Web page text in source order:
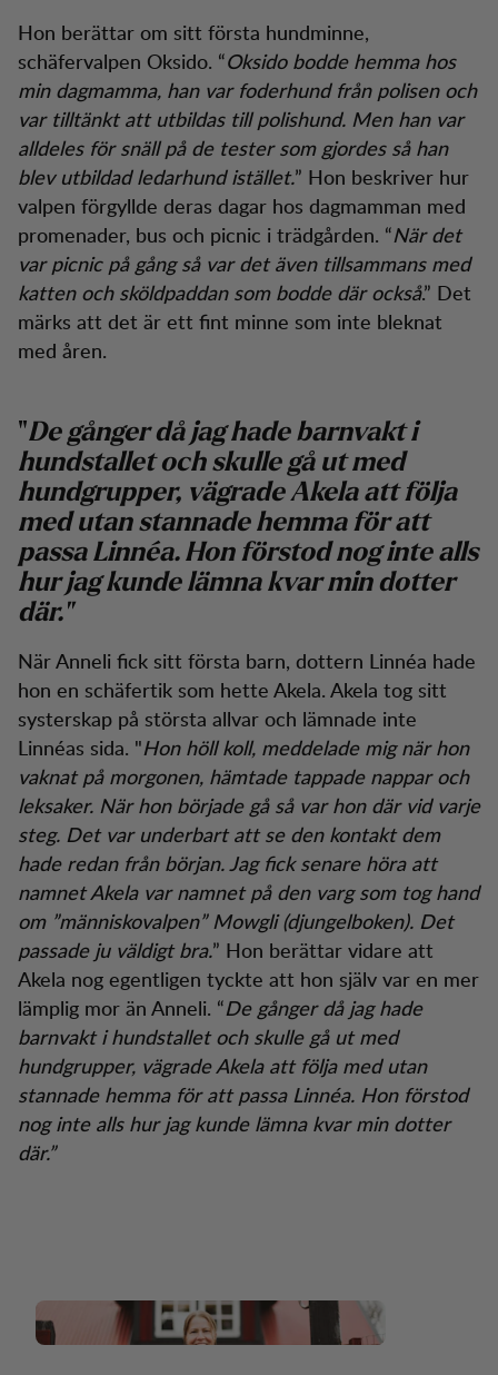
Hon berättar om sitt första hundminne,
schäfervalpen Oksido. “Oksido bodde hemma hos
min dagmamma, han var foderhund från polisen och
var tilltänkt att utbildas till polishund. Men han var
alldeles för snäll på de tester som gjordes så han
blev utbildad ledarhund istället.” Hon beskriver hur
valpen förgyllde deras dagar hos dagmamman med
promenader, bus och picnic i trädgården. “När det
var picnic på gång så var det även tillsammans med
katten och sköldpaddan som bodde där också.” Det
märks att det är ett fint minne som inte bleknat
med åren.
"De gånger då jag hade barnvakt i
hundstallet och skulle gå ut med
hundgrupper, vägrade Akela att följa
med utan stannade hemma för att
passa Linnéa. Hon förstod nog inte alls
hur jag kunde lämna kvar min dotter
där."
När Anneli fick sitt första barn, dottern Linnéa hade
hon en schäfertik som hette Akela. Akela tog sitt
systerskap på största allvar och lämnade inte
Linnéas sida. "Hon höll koll, meddelade mig när hon
vaknat på morgonen, hämtade tappade nappar och
leksaker. När hon började gå så var hon där vid varje
steg. Det var underbart att se den kontakt dem
hade redan från början. Jag fick senare höra att
namnet Akela var namnet på den varg som tog hand
om ”människovalpen” Mowgli (djungelboken). Det
passade ju väldigt bra.” Hon berättar vidare att
Akela nog egentligen tyckte att hon själv var en mer
lämplig mor än Anneli. “De gånger då jag hade
barnvakt i hundstallet och skulle gå ut med
hundgrupper, vägrade Akela att följa med utan
stannade hemma för att passa Linnéa. Hon förstod
nog inte alls hur jag kunde lämna kvar min dotter
där.”